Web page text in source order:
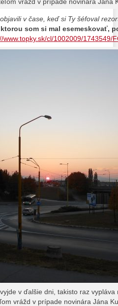
v čase, keď si Ty šéfoval
som si mal esemeskovať,
www.topky.sk/cl/1002009/1743549/
v ďalšie dni, takisto raz
vrážd v prípade novinára Jána